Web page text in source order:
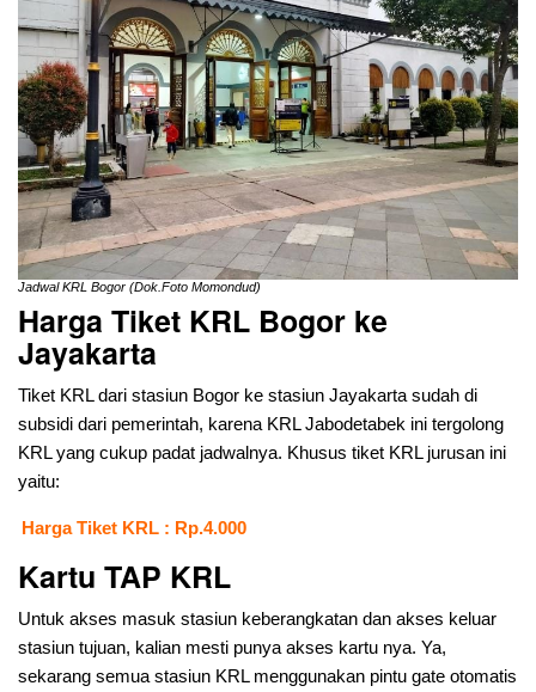
Jadwal KRL Bogor (Dok.Foto Momondud)
Harga Tiket KRL Bogor ke
Jayakarta
Tiket KRL dari stasiun Bogor ke stasiun Jayakarta sudah di
subsidi dari pemerintah, karena KRL Jabodetabek ini tergolong
KRL yang cukup padat jadwalnya. Khusus tiket KRL jurusan ini
yaitu:
Harga Tiket KRL : Rp.4.000
Kartu TAP KRL
Untuk akses masuk stasiun keberangkatan dan akses keluar
stasiun tujuan, kalian mesti punya akses kartu nya. Ya,
sekarang semua stasiun KRL menggunakan pintu gate otomatis